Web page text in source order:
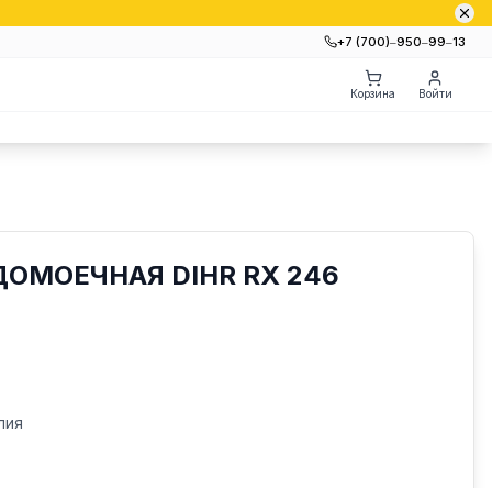
+7 (700)‒950‒99‒13
Корзина Войти
DIHR RX 246